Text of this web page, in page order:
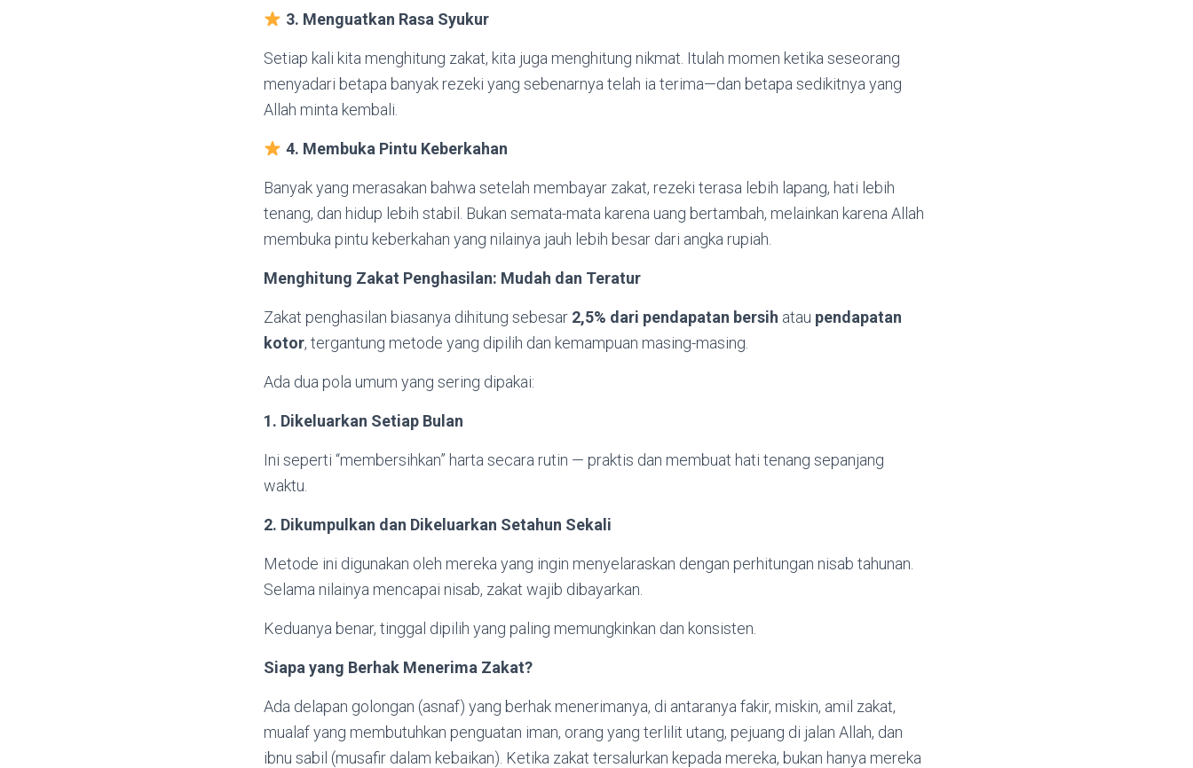
3. Menguatkan Rasa Syukur
Setiap kali kita menghitung zakat, kita juga menghitung nikmat. Itulah momen ketika seseorang
menyadari betapa banyak rezeki yang sebenarnya telah ia terima—dan betapa sedikitnya yang
Allah minta kembali.
4. Membuka Pintu Keberkahan
Banyak yang merasakan bahwa setelah membayar zakat, rezeki terasa lebih lapang, hati lebih
tenang, dan hidup lebih stabil. Bukan semata-mata karena uang bertambah, melainkan karena Allah
membuka pintu keberkahan yang nilainya jauh lebih besar dari angka rupiah.
Menghitung Zakat Penghasilan: Mudah dan Teratur
Zakat penghasilan biasanya dihitung sebesar 2,5% dari pendapatan bersih atau pendapatan
kotor, tergantung metode yang dipilih dan kemampuan masing-masing.
Ada dua pola umum yang sering dipakai:
1. Dikeluarkan Setiap Bulan
Ini seperti “membersihkan” harta secara rutin — praktis dan membuat hati tenang sepanjang
waktu.
2. Dikumpulkan dan Dikeluarkan Setahun Sekali
Metode ini digunakan oleh mereka yang ingin menyelaraskan dengan perhitungan nisab tahunan.
Selama nilainya mencapai nisab, zakat wajib dibayarkan.
Keduanya benar, tinggal dipilih yang paling memungkinkan dan konsisten.
Siapa yang Berhak Menerima Zakat?
Ada delapan golongan (asnaf) yang berhak menerimanya, di antaranya fakir, miskin, amil zakat,
mualaf yang membutuhkan penguatan iman, orang yang terlilit utang, pejuang di jalan Allah, dan
ibnu sabil (musafir dalam kebaikan). Ketika zakat tersalurkan kepada mereka, bukan hanya mereka